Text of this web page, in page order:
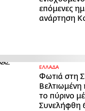
επόμενες
ανάρτηση
ΕΛΛΑΔΑ
Φωτιά στη
Βελτιωμένη
το πύρινο
Συνελήφθη